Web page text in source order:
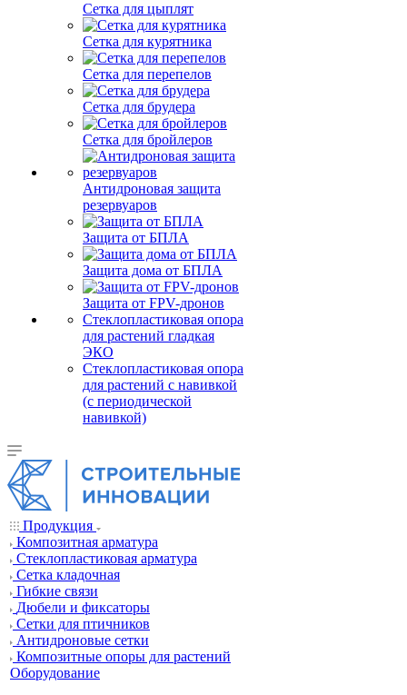
Сетка для цыплят
Сетка для курятника
Сетка для перепелов
Сетка для брудера
Сетка для бройлеров
Антидроновая защита
резервуаров
Защита от БПЛА
Защита дома от БПЛА
Защита от FPV-дронов
Стеклопластиковая опора
для растений гладкая
ЭКО
Стеклопластиковая опора
для растений с навивкой
(с периодической
навивкой)
Продукция
Композитная арматура
Cтеклопластиковая арматура
Сетка кладочная
Гибкие связи
Дюбели и фиксаторы
Сетки для птичников
Антидроновые сетки
Композитные опоры для растений
Оборудование